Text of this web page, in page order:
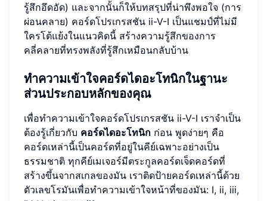
รู้สึกอึดอัด) และจากนั้นก็ให้บทสรุปที่น่าพึงพอใจ (การ
ผ่อนคลาย) คอร์ดโปรเกรสชัน ii-V-I เป็นแชมป์ที่ไม่มี
ใครโต้แย้งในแนวคิดนี้ สร้างความรู้สึกของการ
คลี่คลายที่ทรงพลังที่รู้สึกเหมือนกลับบ้าน
ทำความเข้าใจคอร์ดไดอะโทนิกในฐานะ
ส่วนประกอบหลักของคุณ
เพื่อทำความเข้าใจคอร์ดโปรเกรสชัน ii-V-I เราจำเป็น
ต้องรู้เกี่ยวกับ คอร์ดไดอะโทนิก ก่อน พูดง่ายๆ คือ
คอร์ดเหล่านี้เป็นคอร์ดที่อยู่ในคีย์เฉพาะอย่างเป็น
ธรรมชาติ ทุกคีย์เมเจอร์มีตระกูลคอร์ดเจ็ดคอร์ดที่
สร้างขึ้นจากสเกลของมัน เราติดป้ายคอร์ดเหล่านี้ด้วย
ตัวเลขโรมันเพื่อทำความเข้าใจหน้าที่ของมัน: I, ii, iii,